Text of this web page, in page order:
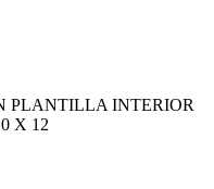
PLANTILLA INTERIOR
X 12